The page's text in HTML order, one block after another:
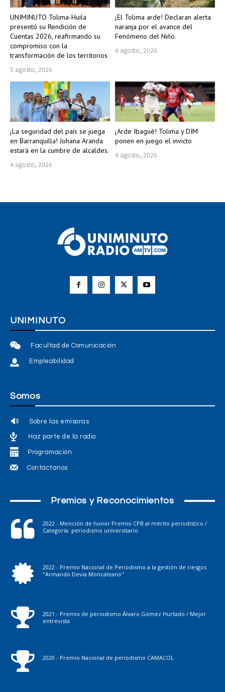
UNIMINUTO Tolima-Huila
presentó su Rendición de
Cuentas 2026, reafirmando su
compromiso con la
transformación de los territorios
5 agosto, 2026
¡El Tolima arde! Declaran alerta
naranja por el avance del
Fenómeno del Niño.
4 agosto, 2026
¡La seguridad del país se juega
en Barranquilla! Johana Aranda
estará en la cumbre de alcaldes.
4 agosto, 2026
¡Arde Ibagué! Tolima y DIM
ponen en juego el invicto
4 agosto, 2026
UNIMINUTO
Facultad de Comunicación
Empleabilidad
Somos
Sobre las emisoras
Haz parte de la radio
Programación
Contáctanos
Premios y Reconocimientos
2022 - Mención de honor Premio CPB al mérito periodístico /
Categoría: periodismo universitario
2022 - Premio Nacional de Periodismo a la gestión de riesgos
"Armando Devia Moncaleano"
2021 - Premio de periodismo Álvaro Gómez Hurtado / Mejor
entrevista
2020 - Premio Nacional de periodismo CAMACOL